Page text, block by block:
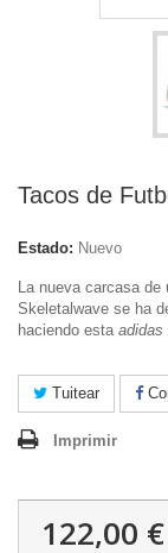
Tacos de
Estado: Nuevo
La nueva carcasa
Skeletalwave se ha
haciendo esta adidas
Tuitear
Imprimir
122,00 €